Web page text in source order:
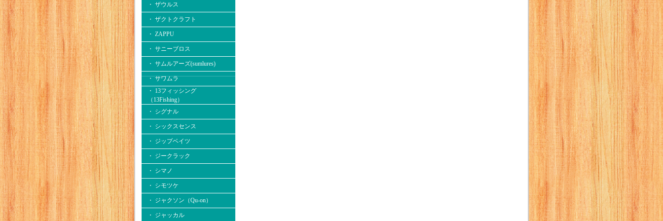
・ ザウルス
・ ザクトクラフト
・ ZAPPU
・ サニーブロス
・ サムルアーズ(sumlures)
・ サワムラ
・ 13フィッシング
（13Fishing）
・ シグナル
・ シックスセンス
・ ジップベイツ
・ ジークラック
・ シマノ
・ シモツケ
・ ジャクソン（Qu-on）
・ ジャッカル